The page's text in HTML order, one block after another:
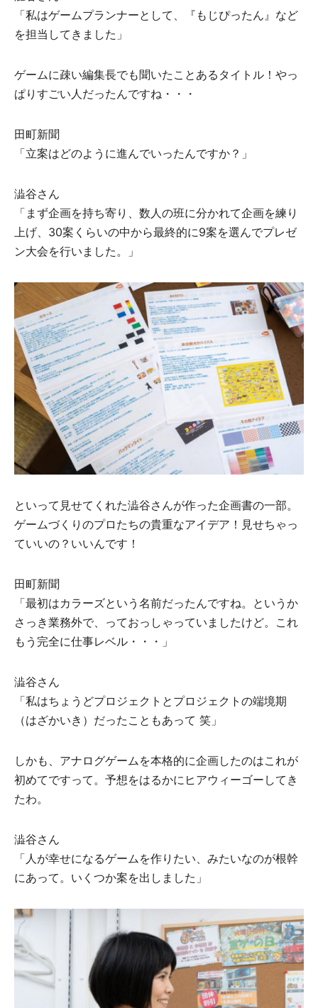
「私はゲームプランナーとして、『もじぴったん』など
を担当してきました」
ゲームに疎い編集⻑でも聞いたことあるタイトル！やっ
ぱりすごい⼈だったんですね・・・
⽥町新聞
「立案はどのように進んでいったんですか？」
澁⾕さん
「まず企画を持ち寄り、数人の班に分かれて企画を練り
上げ、30案くらいの中から最終的に9案を選んでプレゼ
ン大会を行いました。」
といって⾒せてくれた澁⾕さんが作った企画書の⼀部。
ゲームづくりのプロたちの貴重なアイデア！見せちゃっ
ていいの？いいんです！
⽥町新聞
「最初はカラーズという名前だったんですね。というか
さっき業務外で、っておっしゃっていましたけど。これ
もう完全に仕事レベル・・・」
澁⾕さん
「私はちょうどプロジェクトとプロジェクトの端境期
（はざかいき）だったこともあって 笑」
しかも、アナログゲームを本格的に企画したのはこれが
初めてですって。予想をはるかにヒアウィーゴーしてき
たわ。
澁⾕さん
「⼈が幸せになるゲームを作りたい、みたいなのが根幹
にあって。いくつか案を出しました」